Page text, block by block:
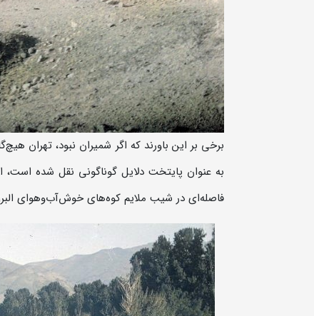
برخی بر این باورند که اگر شمیران نبود، تهران
به عنوان پایتخت دلایل گوناگونی نقل شده است،
فاصله‌ای در شیب ملایم کوه‌های خوش‌آب‌و‌هوای